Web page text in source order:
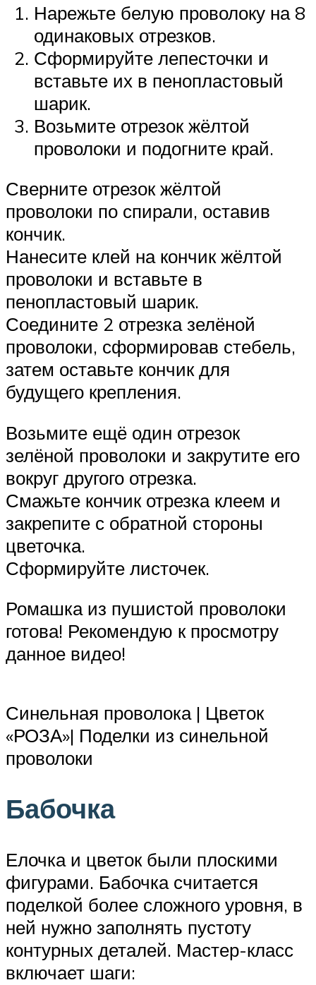
Нарежьте белую проволоку на 8
одинаковых отрезков.
Сформируйте лепесточки и
вставьте их в пенопластовый
шарик.
Возьмите отрезок жёлтой
проволоки и подогните край.
Сверните отрезок жёлтой
проволоки по спирали, оставив
кончик.
Нанесите клей на кончик жёлтой
проволоки и вставьте в
пенопластовый шарик.
Соедините 2 отрезка зелёной
проволоки, сформировав стебель,
затем оставьте кончик для
будущего крепления.
Возьмите ещё один отрезок
зелёной проволоки и закрутите его
вокруг другого отрезка.
Смажьте кончик отрезка клеем и
закрепите с обратной стороны
цветочка.
Сформируйте листочек.
Ромашка из пушистой проволоки
готова! Рекомендую к просмотру
данное видео!
Синельная проволока | Цветок
«РОЗА»| Поделки из синельной
проволоки
Бабочка
Елочка и цветок были плоскими
фигурами. Бабочка считается
поделкой более сложного уровня, в
ней нужно заполнять пустоту
контурных деталей. Мастер-класс
включает шаги: